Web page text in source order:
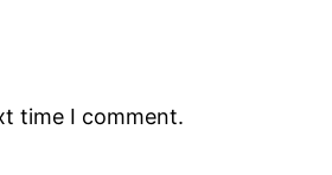
time I comment.